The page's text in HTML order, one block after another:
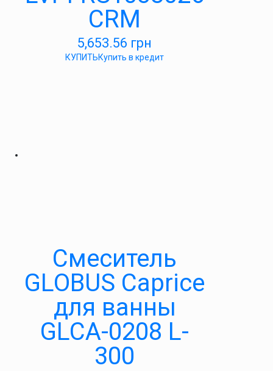
CRM
5,653.56 грн
КУПИТЬКупить в кредит
Cмеситель
GLOBUS Caprice
для ванны
GLCA-0208 L-
300